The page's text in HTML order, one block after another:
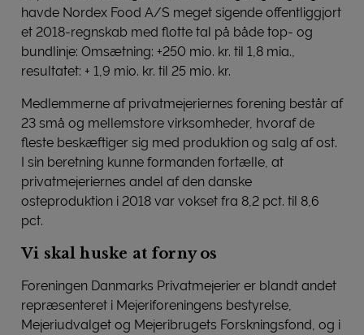
havde Nordex Food A/S meget sigende offentliggjort
et 2018-regnskab med flotte tal på både top- og
bundlinje: Omsætning: +250 mio. kr. til 1,8 mia.,
resultatet: + 1,9 mio. kr. til 25 mio. kr.
Medlemmerne af privatmejeriernes forening består af
23 små og mellemstore virksomheder, hvoraf de
fleste beskæftiger sig med produktion og salg af ost.
I sin beretning kunne formanden fortælle, at
privatmejeriernes andel af den danske
osteproduktion i 2018 var vokset fra 8,2 pct. til 8,6
pct.
Vi skal huske at forny os
Foreningen Danmarks Privatmejerier er blandt andet
repræsenteret i Mejeriforeningens bestyrelse,
Mejeriudvalget og Mejeribrugets Forskningsfond, og i